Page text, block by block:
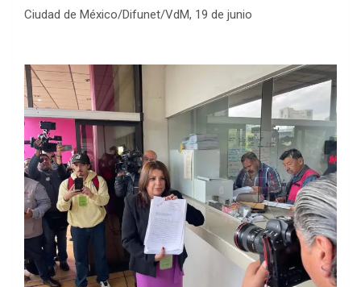
Ciudad de México/Difunet/VdM, 19 de junio